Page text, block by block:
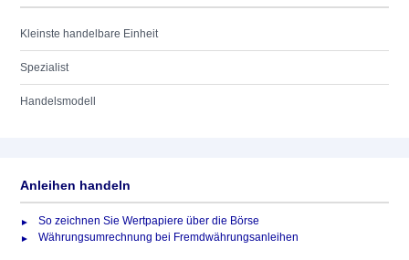
Kleinste handelbare Einheit
Spezialist
Handelsmodell
Anleihen handeln
So zeichnen Sie Wertpapiere über die Börse
Währungsumrechnung bei Fremdwährungsanleihen